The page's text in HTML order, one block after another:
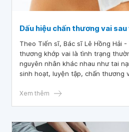
Dấu hiệu chấn thương vai sau
Theo Tiến sĩ, Bác sĩ Lê Hồng Hải -
thương khớp vai là tình trạng
nguyên nhân khác nhau như tai
sinh hoạt, luyện tập, chấn thương
Xem thêm